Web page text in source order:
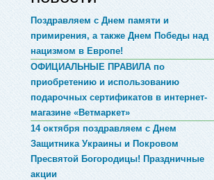
Поздравляем с Днем памяти и
примирения, а также Днем Победы над
нацизмом в Европе!
ОФИЦИАЛЬНЫЕ ПРАВИЛА по
приобретению и использованию
подарочных сертификатов в интернет-
магазине «Ветмаркет»
14 октября поздравляем с Днем
Защитника Украины и Покровом
Пресвятой Богородицы! Праздничные
акции